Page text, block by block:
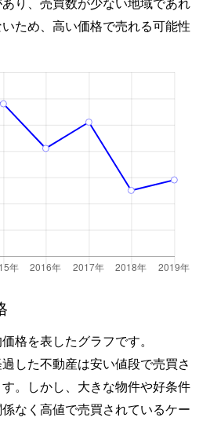
ため、高い価格で売れる可能性
格を表したグラフです。
した不動産は安い値段で売買さ
。しかし、大きな物件や好条件
なく高値で売買されているケー